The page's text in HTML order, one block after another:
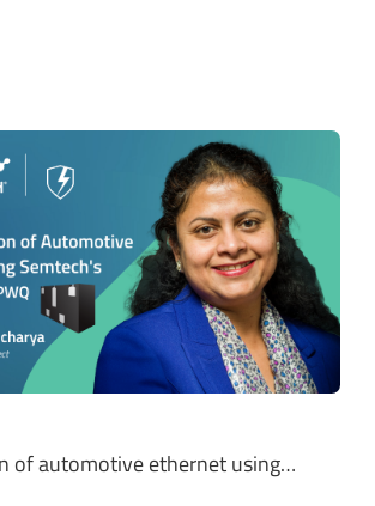
of automotive ethernet using…